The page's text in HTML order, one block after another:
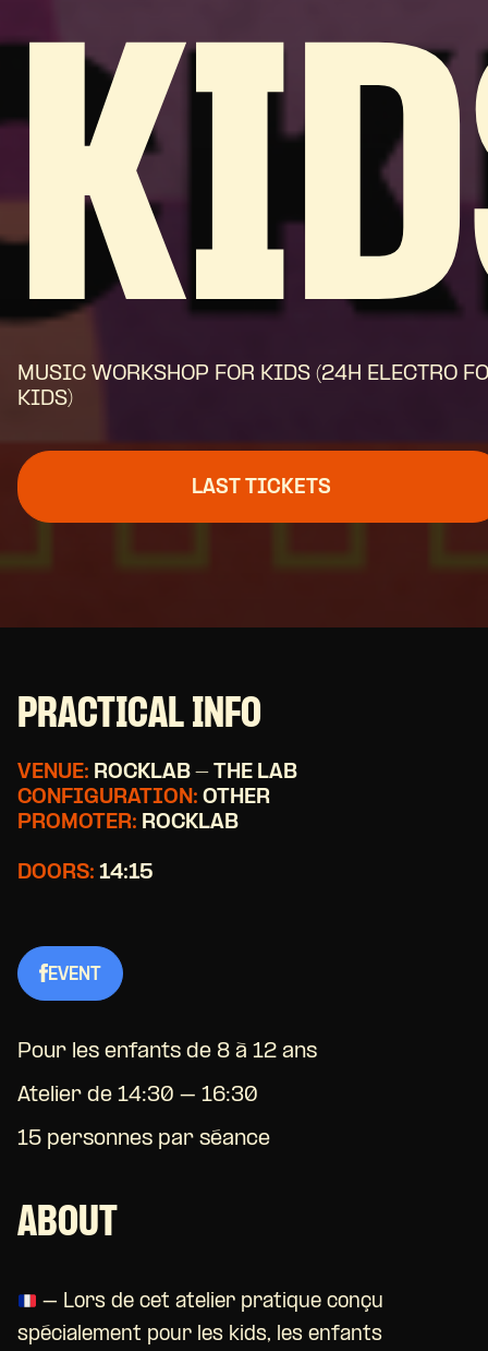
MUSIC WORKSHOP FOR KIDS (24H ELECTRO
KIDS)
LAST TICKETS
PRACTICAL INFO
VENUE: ROCKLAB - THE LAB
CONFIGURATION: OTHER
PROMOTER: ROCKLAB
DOORS: 14:15
EVENT
Pour les enfants de 8 à 12 ans
Atelier de 14:30 – 16:30
15 personnes par séance
ABOUT
– Lors de cet atelier pratique conçu
spécialement pour les kids, les enfants